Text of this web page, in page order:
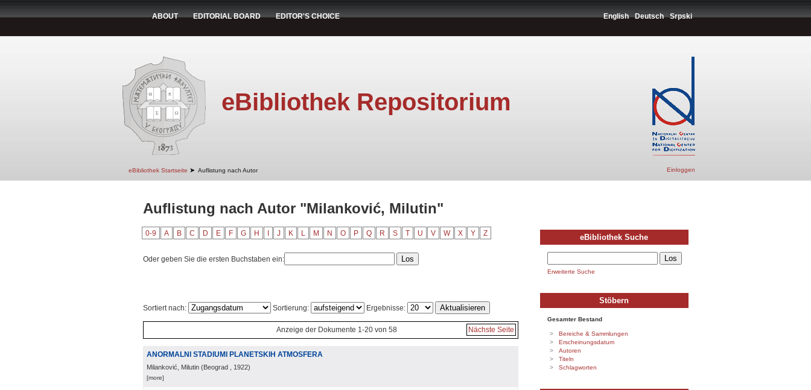
ABOUT EDITORIAL BOARD EDITOR'S CHOICE English Deutsch Srpski
eBibliothek Repositorium
eBibliothek Startseite ➤ Auflistung nach Autor Einloggen
Auflistung nach Autor "Milanković, Milutin"
0-9 A B C D E F G H J K L M N O P Q R S T U V W X Y Z
Oder geben Sie die ersten Buchstaben ein:
Sortiert nach: Sortierung: Ergebnisse:
Anzeige der Dokumente 1-20 von 58 Nächste Seite
ANORMALNI STADIUMI PLANETSKIH ATMOSFERA
Milanković, Milutin (Beograd , 1922)
[more]
eBibliothek Suche
Erweiterte Suche
Stöbern
Gesamter Bestand
Bereiche & Sammlungen
Erscheinungsdatum
Autoren
Titeln
Schlagworten